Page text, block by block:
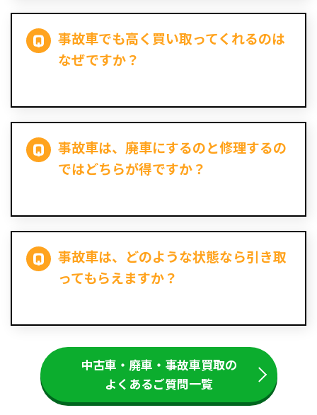
事故車でも高く買い取ってくれるのは
なぜですか？
事故車は、廃車にするのと修理するの
ではどちらが得ですか？
事故車は、どのような状態なら引き取
ってもらえますか？
中古車・廃車・事故車買取の
よくあるご質問一覧